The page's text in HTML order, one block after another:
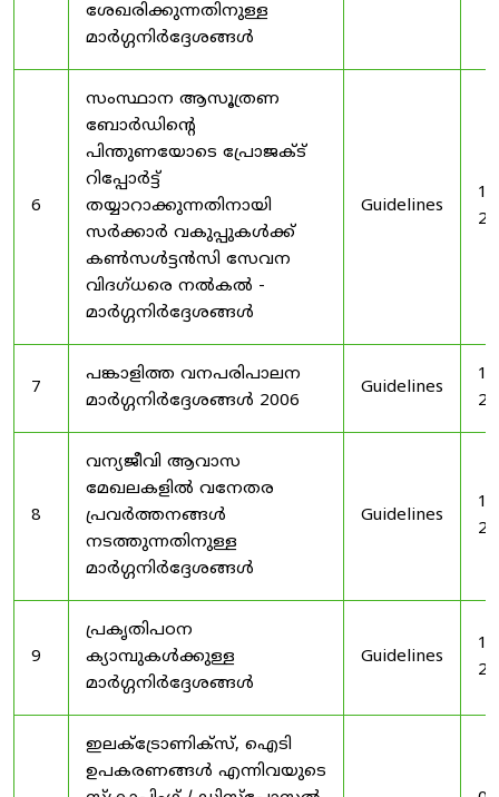
ശേഖരിക്കുന്നതിനുള്ള
മാർഗ്ഗനിർദ്ദേശങ്ങൾ
6
സംസ്ഥാന ആസൂത്രണ
ബോർഡിൻ്റെ
പിന്തുണയോടെ പ്രോജക്ട്
റിപ്പോർട്ട്
തയ്യാറാക്കുന്നതിനായി
സർക്കാർ വകുപ്പുകൾക്ക്
കൺസൾട്ടൻസി സേവന
വിദഗ്ധരെ നൽകൽ -
മാർഗ്ഗനിർദ്ദേശങ്ങൾ
Guidelines
7
പങ്കാളിത്ത വനപരിപാലന
മാർഗ്ഗനിർദ്ദേശങ്ങൾ 2006
Guidelines
8
വന്യജീവി ആവാസ
മേഖലകളിൽ വനേതര
പ്രവർത്തനങ്ങൾ
നടത്തുന്നതിനുള്ള
മാർഗ്ഗനിർദ്ദേശങ്ങൾ
Guidelines
9
പ്രകൃതിപഠന
ക്യാമ്പുകൾക്കുള്ള
മാർഗ്ഗനിർദ്ദേശങ്ങൾ
Guidelines
ഇലക്‌ട്രോണിക്‌സ്, ഐടി
ഉപകരണങ്ങൾ എന്നിവയുടെ